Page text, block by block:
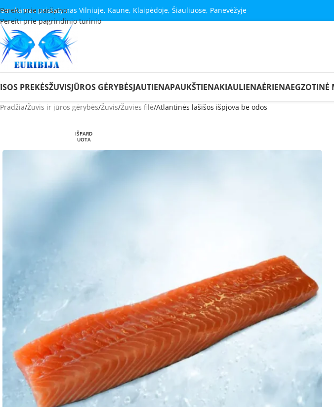
Pereiti prie naršymo
Pereiti prie pagrindinio turinio
pristatymas Vilniuje, Kaune, Klaipėdoje, Šiauliuose, Panevėžyje
PREKĖSŽUVISJŪROS GĖRYBĖSJAUTIENAPAUKŠTIENAKIAULIENAĖRIENAEGZOTINĖ
Pradžia Žuvis ir jūros gėrybės Žuvis Žuvies filė Atlantinės lašišos išpjova be odos
IŠPARD
UOTA